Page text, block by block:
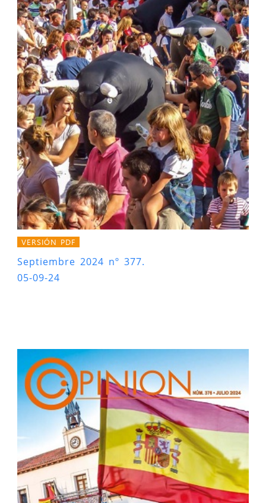
VERSIÓN PDF
Septiembre 2024 nº 377.
05-09-24